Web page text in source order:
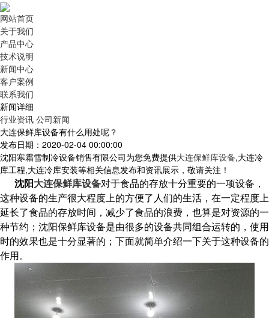
网站首页
关于我们
产品中心
技术说明
新闻中心
客户案例
联系我们
新闻详细
行业资讯 公司新闻
大连保鲜库设备有什么用处呢？
发布日期：2020-02-04 00:00:00
沈阳寒霜雪制冷设备销售有限公司为您免费提供大连保鲜库设备,大连冷
库工程,大连冷库安装等相关信息发布和资讯展示，敬请关注！
沈阳大连保鲜库设备对于食品的存放十分重要的一项设备，
这种设备的生产很大程度上的方便了人们的生活，在一定程度上
延长了食品的存放时间，减少了食品的浪费，也算是对资源的一
种节约；沈阳保鲜库设备是由很多的设备共同组合运转的，使用
时的效果也是十分显著的；下面就简单介绍一下关于这种设备的
作用。